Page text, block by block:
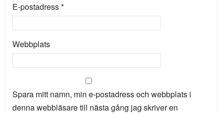
E-postadress*
Webbplats
Spara mitt namn, min e-postadress och webbplats i
denna webbläsare till nästa gång jag skriver en